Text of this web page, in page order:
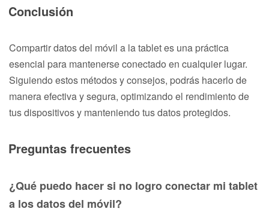
Conclusión
Compartir datos del móvil a la tablet es una práctica
esencial para mantenerse conectado en cualquier lugar.
Siguiendo estos métodos y consejos, podrás hacerlo de
manera efectiva y segura, optimizando el rendimiento de
tus dispositivos y manteniendo tus datos protegidos.
Preguntas frecuentes
¿Qué puedo hacer si no logro conectar mi tablet
a los datos del móvil?